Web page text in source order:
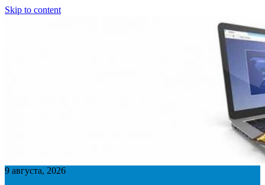
Skip to content
9 августа, 2026